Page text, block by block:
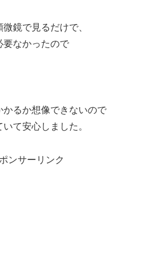
鏡で見るだけで、
要なかったので
るか想像できないので
て安心しました。
ンサーリンク